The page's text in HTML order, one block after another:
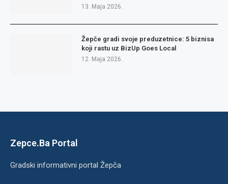
13. Maja 2026.
Žepče gradi svoje preduzetnice: 5 biznisa
koji rastu uz BizUp Goes Local
12. Maja 2026.
Zepce.Ba Portal
Gradski informativni portal Žepča